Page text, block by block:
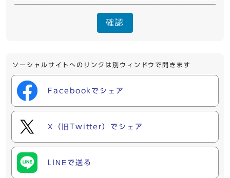
確認
ソーシャルサイトへのリンクは別ウィンドウで開きます
Facebookでシェア
X（旧Twitter）でシェア
LINEで送る